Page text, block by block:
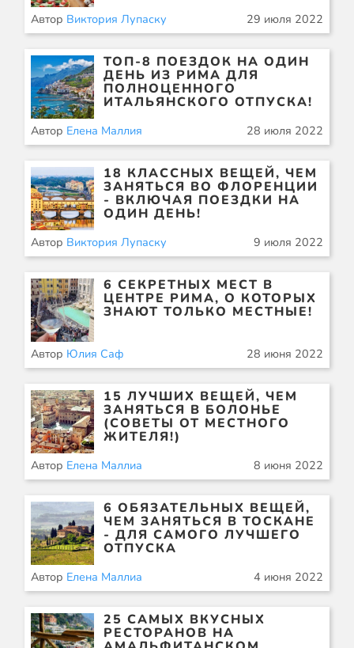
Автор Виктория Лупаску 29 июля 2022
ТОП-8 ПОЕЗДОК НА ОДИН
ДЕНЬ ИЗ РИМА ДЛЯ
ПОЛНОЦЕННОГО
ИТАЛЬЯНСКОГО ОТПУСКА!
Автор Елена Маллия 28 июля 2022
18 КЛАССНЫХ ВЕЩЕЙ, ЧЕМ
ЗАНЯТЬСЯ ВО ФЛОРЕНЦИИ
- ВКЛЮЧАЯ ПОЕЗДКИ НА
ОДИН ДЕНЬ!
Автор Виктория Лупаску 9 июля 2022
6 СЕКРЕТНЫХ МЕСТ В
ЦЕНТРЕ РИМА, О КОТОРЫХ
ЗНАЮТ ТОЛЬКО МЕСТНЫЕ!
Автор Юлия Саф 28 июня 2022
15 ЛУЧШИХ ВЕЩЕЙ, ЧЕМ
ЗАНЯТЬСЯ В БОЛОНЬЕ
(СОВЕТЫ ОТ МЕСТНОГО
ЖИТЕЛЯ!)
Автор Елена Маллиа 8 июня 2022
6 ОБЯЗАТЕЛЬНЫХ ВЕЩЕЙ,
ЧЕМ ЗАНЯТЬСЯ В ТОСКАНЕ
- ДЛЯ САМОГО ЛУЧШЕГО
ОТПУСКА
Автор Елена Маллиа 4 июня 2022
25 САМЫХ ВКУСНЫХ
РЕСТОРАНОВ НА